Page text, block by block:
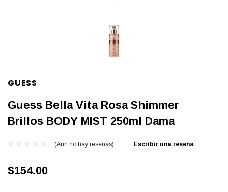
GUESS
Guess Bella Vita Rosa Shimmer
Brillos BODY MIST 250ml Dama
(Aún no hay reseñas) Escribir una reseña
$154.00